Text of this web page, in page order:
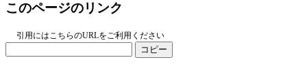
このページのリンク
引用にはこちらのURLをご利用ください
コピー